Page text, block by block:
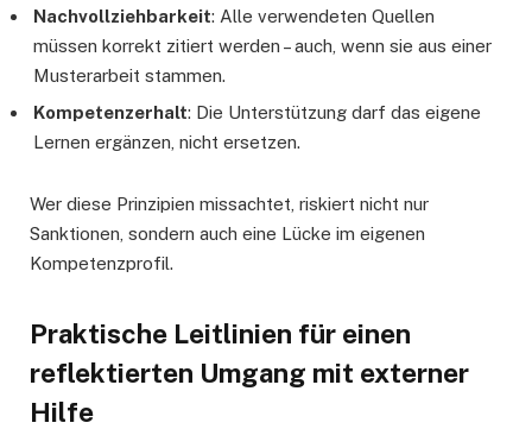
Nachvollziehbarkeit: Alle verwendeten Quellen
müssen korrekt zitiert werden – auch, wenn sie aus einer
Musterarbeit stammen.
Kompetenzerhalt: Die Unterstützung darf das eigene
Lernen ergänzen, nicht ersetzen.
Wer diese Prinzipien missachtet, riskiert nicht nur
Sanktionen, sondern auch eine Lücke im eigenen
Kompetenzprofil.
Praktische Leitlinien für einen
reflektierten Umgang mit externer
Hilfe